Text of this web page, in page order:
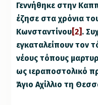
Γεννήθηκε στην
έζησε στα χρόνια
Κωνσταντίνου[2] .
εγκαταλείπουν τον
νέους τόπους
ως ιεραποστολικό
Άγιο Αχίλλιο τη